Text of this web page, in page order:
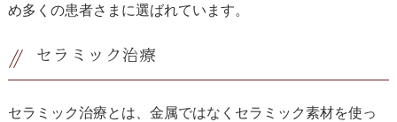
め多くの患者さまに選ばれています。
セラミック治療
セラミック治療とは、金属ではなくセラミック素材を使っ